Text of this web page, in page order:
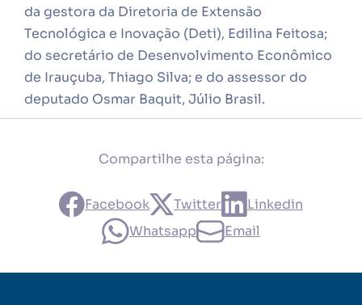
da gestora da Diretoria de Extensão
Tecnológica e Inovação (Deti), Edilina Feitosa;
do secretário de Desenvolvimento Econômico
de Irauçuba, Thiago Silva; e do assessor do
deputado Osmar Baquit, Júlio Brasil.
Compartilhe esta página:
Facebook Twitter
Linkedin
Whatsapp
Email